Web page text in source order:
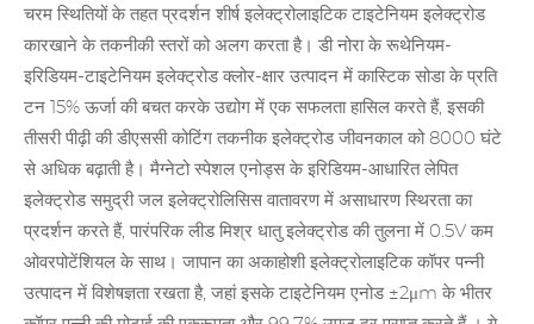
चरम स्थितियों के तहत प्रदर्शन शीर्ष इलेक्ट्रोलाइटिक टाइटेनियम इलेक्ट्रोड
कारखाने के तकनीकी स्तरों को अलग करता है। डी नोराके रूथेनियम-
इरिडियम-टाइटेनियम इलेक्ट्रोड क्लोर-क्षार उत्पादन में कास्टिक सोडा के प्रति
टन 15% ऊर्जा की बचत करके उद्योग में एक सफलता हासिल करते हैं, इसकी
तीसरी पीढ़ी की डीएससी कोटिंग तकनीक इलेक्ट्रोड जीवनकाल को 8000 घंटे
से अधिक बढ़ाती है। मैग्नेटो स्पेशल एनोड्स के इरिडियम-आधारित लेपित
इलेक्ट्रोड समुद्री जल इलेक्ट्रोलिसिस वातावरण में असाधारण स्थिरता का
प्रदर्शन करते हैं, पारंपरिक लीड मिश्र धातु इलेक्ट्रोड की तुलना में 0.5V कम
ओवरपोटेंशियल के साथ। जापान का अकाहोशी इलेक्ट्रोलाइटिक कॉपर पन्नी
उत्पादन में विशेषज्ञता रखता है, जहां इसके टाइटेनियम एनोड ±2μm के भीतर